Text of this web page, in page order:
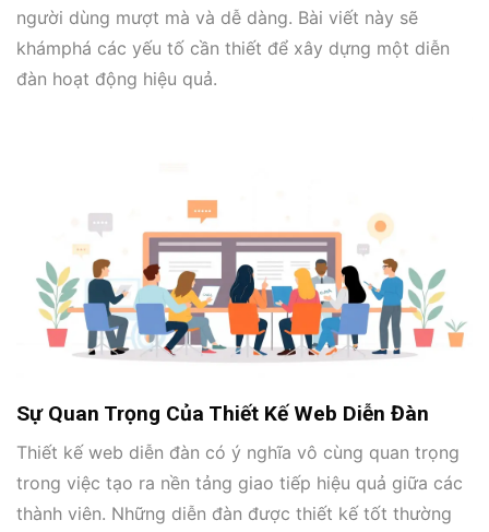
người dùng mượt mà và dễ dàng. Bài viết này sẽ
khámphá các yếu tố cần thiết để xây dựng một diễn
đàn hoạt động hiệu quả.
Sự Quan Trọng Của Thiết Kế Web Diễn Đàn
Thiết kế web diễn đàn có ý nghĩa vô cùng quan trọng
trong việc tạo ra nền tảng giao tiếp hiệu quả giữa các
thành viên. Những diễn đàn được thiết kế tốt thường